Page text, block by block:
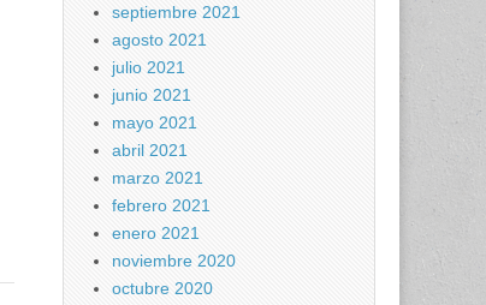
septiembre 2021
agosto 2021
julio 2021
junio 2021
mayo 2021
abril 2021
marzo 2021
febrero 2021
enero 2021
noviembre 2020
octubre 2020